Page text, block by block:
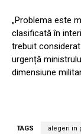
„Problema este
clasificată în
trebuit
urgență
dimensiune
TAGS alegeri in